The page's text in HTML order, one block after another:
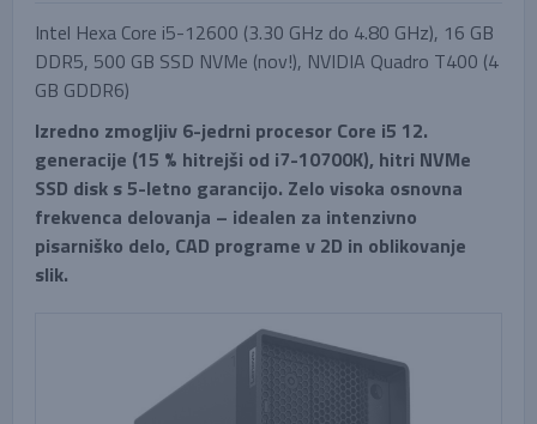
Intel Hexa Core i5-12600 (3.30 GHz do 4.80 GHz), 16 GB
DDR5, 500 GB SSD NVMe (nov!), NVIDIA Quadro T400 (4
GB GDDR6)
Izredno zmogljiv 6-jedrni procesor Core i5 12.
generacije (15 % hitrejši od i7-10700K), hitri NVMe
SSD disk s 5-letno garancijo. Zelo visoka osnovna
frekvenca delovanja – idealen za intenzivno
pisarniško delo, CAD programe v 2D in oblikovanje
slik.